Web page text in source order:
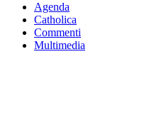
Agenda
Catholica
Commenti
Multimedia